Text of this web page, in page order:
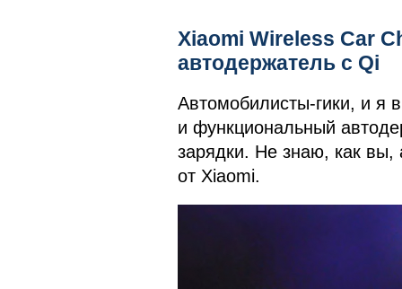
Xiaomi Wireless Car
автодержатель с Qi
Автомобилисты-гики, и я
и функциональный
зарядки. Не знаю, как
от Xiaomi.